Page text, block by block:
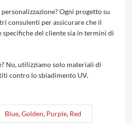
Ogni progetto su
consulenti per assicurare che il
del cliente sia in termini di
No, utilizziamo solo materiali di
contro lo sbiadimento UV.
Blue,Golden, Purple, Red